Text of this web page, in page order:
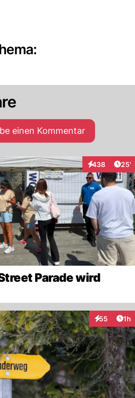
einen Kommentar
438
Interaktionen
25'
Parade wird
55
Interaktionen
1h